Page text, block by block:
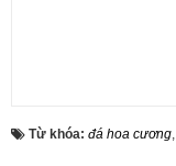
Từ khóa: đá hoa cương,